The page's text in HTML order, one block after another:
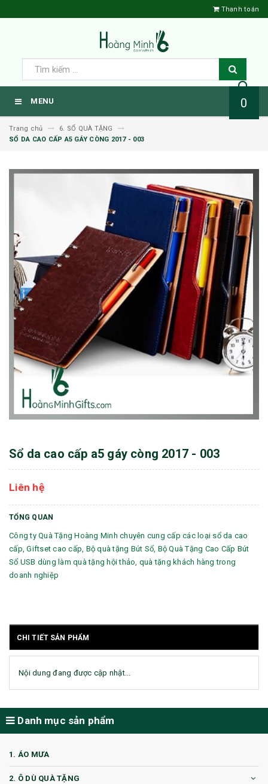
Thanh toán
MENU 0
Trang chủ
6. SỔ QUÀ TẶNG
SỔ DA CAO CẤP A5 GÁY CÒNG 2017 - 003
Sổ da cao cấp a5 gáy còng 2017 - 003
Liên hệ
TỔNG QUAN
Công ty Quà Tặng Hoàng Minh chuyên cung cấp các loại sổ da cao
cấp, Giftset cao cấp, Bộ quà tặng Bút Sổ, Bộ Quà Tặng Cao Cấp Bút
Sổ USB dùng làm quà tặng hội thảo, quà tặng khách hàng trong
doanh nghiệp
CHI TIẾT SẢN PHẨM
Nội dung đang được cập nhật...
Danh mục sản phẩm
1. ÁO MƯA
2. Ô DÙ QUÀ TẶNG